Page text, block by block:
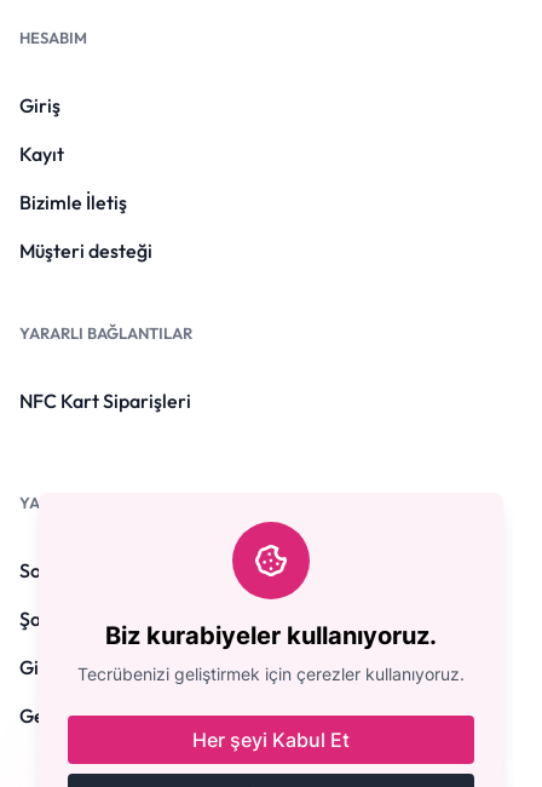
Biz kurabiyeler kullanıyoruz.
Tecrübenizi geliştirmek için çerezler kullanıyoruz.
Her şeyi Kabul Et
HESABIM
Giriş
Kayıt
Bizimle İletiş
Müşteri desteği
YARARLI BAĞLANTILAR
NFC Kart Siparişleri
YASAL
Soru sorular
Şartlar ve Koşullar
Gizlilik Politikası
Geri ödeme politikası